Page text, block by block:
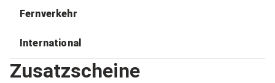
Fernverkehr
International
Zusatzscheine